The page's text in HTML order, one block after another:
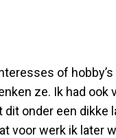
of
ze. Ik had ook
onder een dikke
voor werk ik later